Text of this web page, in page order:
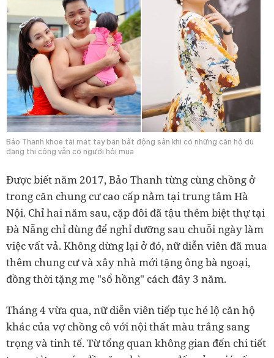
Bảo Thanh khoe tài mát tay bán bất động sản khi có những căn hộ dù
đang thi công vẫn có người hỏi mua
Được biết năm 2017, Bảo Thanh từng cùng chồng ở
trong căn chung cư cao cấp nằm tại trung tâm Hà
Nội. Chỉ hai năm sau, cặp đôi đã tậu thêm biệt thự tại
Đà Nẵng chỉ dùng để nghỉ dưỡng sau chuỗi ngày làm
việc vất vả. Không dừng lại ở đó, nữ diễn viên đã mua
thêm chung cư và xây nhà mới tặng ông bà ngoại,
đồng thời tặng mẹ "sổ hồng" cách đây 3 năm.
Tháng 4 vừa qua, nữ diễn viên tiếp tục hé lộ căn hộ
khác của vợ chồng cô với nội thất màu trắng sang
trọng và tinh tế. Từ tổng quan không gian đến chi tiết